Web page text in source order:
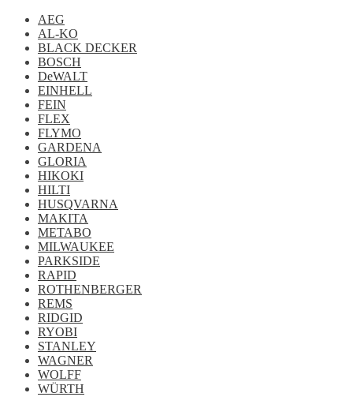
AEG
AL-KO
BLACK DECKER
BOSCH
DeWALT
EINHELL
FEIN
FLEX
FLYMO
GARDENA
GLORIA
HIKOKI
HILTI
HUSQVARNA
MAKITA
METABO
MILWAUKEE
PARKSIDE
RAPID
ROTHENBERGER
REMS
RIDGID
RYOBI
STANLEY
WAGNER
WOLFF
WÜRTH